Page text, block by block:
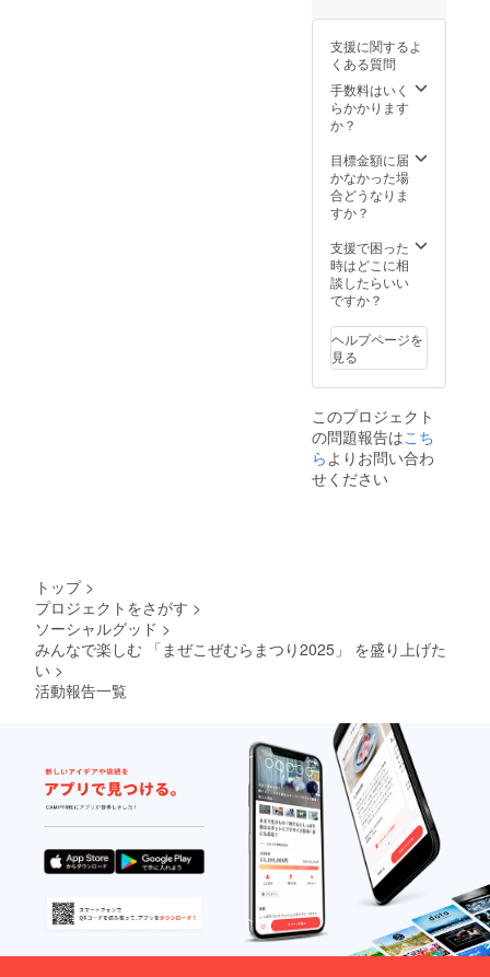
きま
す。 ※
チラシ
の送料
はご負
担くだ
は250部
までと
させて
す。
zemura
.wixsite
.com/m
azekoz
emura
※掲載す
URLを
備考欄
にご記
※掲載期
間は
2025年
9月から
す。 ※
チラシ
設置希
望の場
ベント
当日に
ご持参
いただ
くか、
チラシ
さい。
※チラシ
は250部
までと
させて
いただ
きま
す。
ださ
https://
www.in
stagra
m.com/
mazeko
※掲載内
容につ
いては
メール
打ち合
わせさ
せてい
ただき
※掲載期
間は
2025年
9月から
です。
支援に関するよ
くある質問
手数料はいく
らかかります
か？
目標金額に届
かなかった場
合どうなりま
すか？
支援で困った
時はどこに相
談したらいい
ですか？
ヘルプページを
見る
このプロジェクト
の問題報告はこち
ら よりお問い合わ
せください
トップ >
プロジェクトをさがす >
ソーシャルグッド >
みんなで楽しむ 「まぜこぜむらまつり2025」 を盛り上げた
い >
活動報告一覧